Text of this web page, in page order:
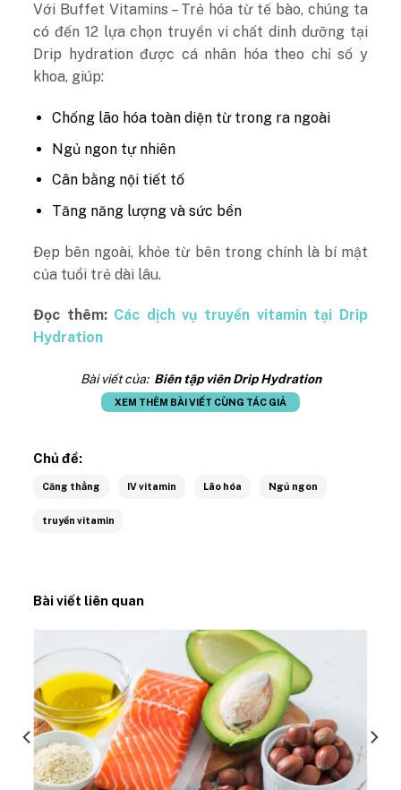
Với Buffet Vitamins – Trẻ hóa từ tế bào, chúng ta
có đến 12 lựa chọn truyền vi chất dinh dưỡng tại
Drip hydration được cá nhân hóa theo chỉ số y
khoa, giúp:
Chống lão hóa toàn diện từ trong ra ngoài
Ngủ ngon tự nhiên
Cân bằng nội tiết tố
Tăng năng lượng và sức bền
Đẹp bên ngoài, khỏe từ bên trong chính là bí mật
của tuổi trẻ dài lâu.
Đọc thêm: Các dịch vụ truyền vitamin tại Drip
Hydration
Bài viết của: Biên tập viên Drip Hydration
XEM THÊM BÀI VIẾT CÙNG TÁC GIẢ
Chủ đề:
Căng thẳng IV vitamin Lão hóa Ngủ ngon
truyền vitamin
Bài viết liên quan